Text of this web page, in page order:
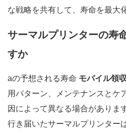
な戦略を共有して、寿命を最大
サーマルプリンターの寿
すか
aの予想される寿命 モバイル領
用パターン、メンテナンスとケ
因によって異なる場合がありま
行き届いたサーマルプリンター